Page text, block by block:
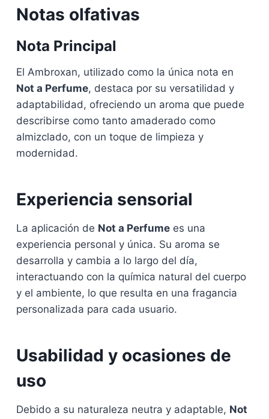
Notas olfativas
Nota Principal
El Ambroxan, utilizado como la única nota en
Not a Perfume, destaca por su versatilidad y
adaptabilidad, ofreciendo un aroma que puede
describirse como tanto amaderado como
almizclado, con un toque de limpieza y
modernidad.
Experiencia sensorial
La aplicación de Not a Perfume es una
experiencia personal y única. Su aroma se
desarrolla y cambia a lo largo del día,
interactuando con la química natural del cuerpo
y el ambiente, lo que resulta en una fragancia
personalizada para cada usuario.
Usabilidad y ocasiones de
uso
Debido a su naturaleza neutra y adaptable, Not